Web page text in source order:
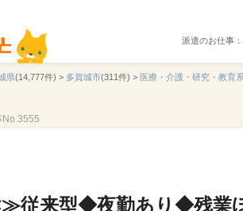
派遣のお仕事
県(14,777件) > 多賀城市(311件) > 医療・介護・研究・教育系
No.3555
従来型◆夜勤あり◆残業